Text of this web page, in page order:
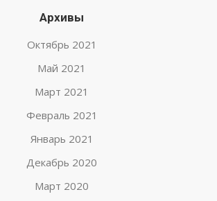
Архивы
Октябрь 2021
Май 2021
Март 2021
Февраль 2021
Январь 2021
Декабрь 2020
Март 2020